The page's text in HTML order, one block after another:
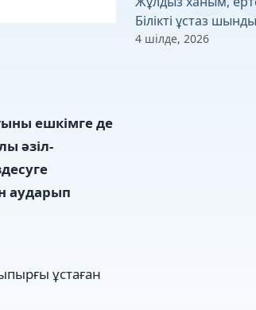
ешкімге де
әзіл-
аударып
ұстаған
Білікті ұстаз
4 шілде, 2026